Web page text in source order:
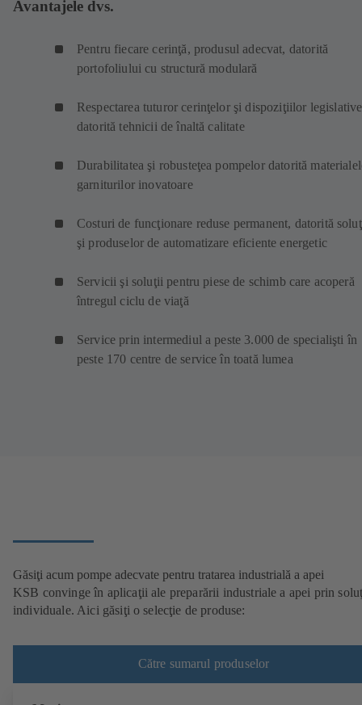
Avantajele dvs.
Pentru fiecare cerinţă, produsul adecvat, datorită
portofoliului cu structură modulară
Respectarea tuturor cerinţelor şi dispoziţiilor legislative
datorită tehnicii de înaltă calitate
Durabilitatea şi robusteţea pompelor datorită
garniturilor inovatoare
Costuri de funcţionare reduse permanent, datorită
şi produselor de automatizare eficiente energetic
Servicii şi soluţii pentru piese de schimb care acoperă
întregul ciclu de viaţă
Service prin intermediul a peste 3.000 de specialişti în
peste 170 centre de service în toată lumea
Găsiţi acum pompe adecvate pentru tratarea industrială a apei
KSB convinge în aplicaţii ale preparării industriale a apei prin
individuale. Aici găsiţi o selecţie de produse:
Către sumarul produselor